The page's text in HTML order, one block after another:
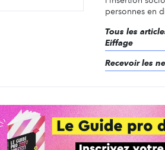
personnes en
Tous les
Eiffage
Recevoir les